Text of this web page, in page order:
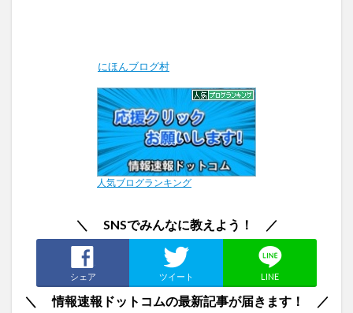
にほんブログ村
人気ブログランキング
＼ SNSでみんなに教えよう！ ／
シェア ツイート LINE
＼ 情報速報ドットコムの最新記事が届きます！ ／